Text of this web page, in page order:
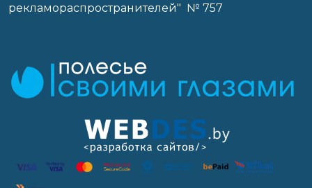
рекламораспространителей" № 757